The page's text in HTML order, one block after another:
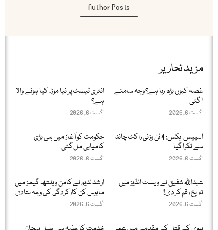
Author Posts
مزید تحاریر
غصہ کیوں بڑھ رہا ہے؟ وجہ سامنے
آ گئی
اگست 6, 2026
انٹری ٹیسٹ پر نیا موڑ، کیا ہونے والا
ہے؟
اگست 6, 2026
اسپیس ایکس: 4 ٹن وزنی راکٹ چاند
سے ٹکرا گیا
اگست 6, 2026
حکومت کو آغاز میں ہی بڑی
کامیابی مل گئی
اگست 6, 2026
عبداللّٰہ شفیق نے ویسٹ انڈیز میں
تاریخ رقم کر دی!
اگست 6, 2026
ارشد ندیم نے کامن ویلتھ گیمز میں
مایوس کن کارکردگی کی وجہ بتادی
اگست 6, 2026